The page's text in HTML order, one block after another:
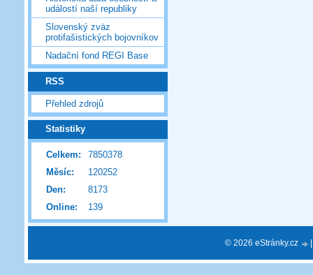
událostí naší republiky
Slovenský zväz
protifašistických bojovníkov
Nadační fond REGI Base
RSS
Přehled zdrojů
Statistiky
Online: 139
Celkem:
7850378
Měsíc:
120252
Den:
8173
© 2026 eStránky.cz